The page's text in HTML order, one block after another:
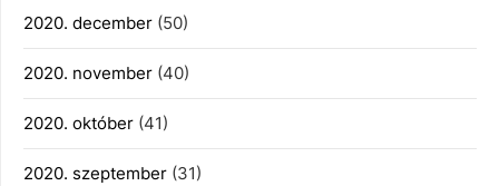
2020. december (50)
2020. november (40)
2020. október (41)
2020. szeptember (31)